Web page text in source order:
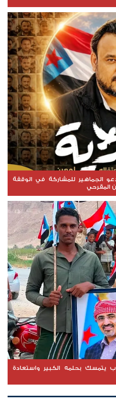
الجماهير للمشاركة في الوقفة
المقرحي
يتمسك بحلمه الكبير واستعادة